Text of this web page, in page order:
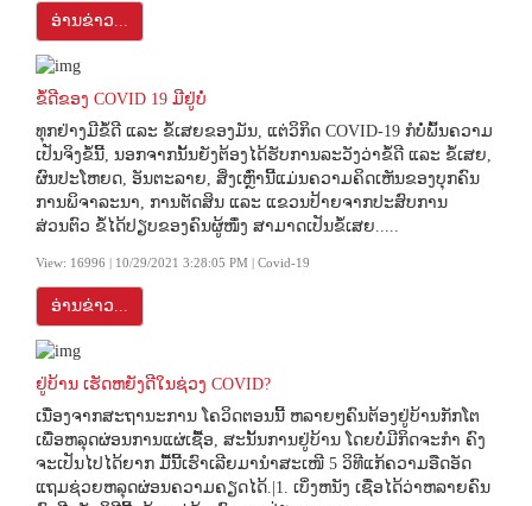
ອ່ານຂ່າວ...
ຂໍ້ດີຂອງ COVID 19 ມີຢູ່ບໍ່
ທຸກຢ່າງມີຂໍ້ດີ ແລະ ຂໍ້ເສຍຂອງມັນ, ແຕ່ວິກິດ COVID-19 ກໍບໍ່ພົ້ນຄວາມ
ເປັນຈິງຂໍ້ນີ້, ນອກຈາກນັ້ນຍັງຕ້ອງໄດ້ຮັບການລະວັງວ່າຂໍ້ດີ ແລະ ຂໍ້ເສຍ,
ຜົນປະໂຫຍດ, ອັນຕະລາຍ, ສິ່ງເຫຼົ່ານີ້ແມ່ນຄວາມຄິດເຫັນຂອງບຸກຄົນ
ການພິຈາລະນາ, ການຕັດສິນ ແລະ ແຂວນປ້າຍຈາກປະສົບການ
ສ່ວນຕົວ ຂໍ້ໄດ້ປຽບຂອງຄົນຜູ້ໜຶ່ງ ສາມາດເປັນຂໍ້ເສຍ.....
View: 16996 | 10/29/2021 3:28:05 PM | Covid-19
ອ່ານຂ່າວ...
ຢູ່ບ້ານ ເຮັດຫຍັງດີໃນຊ່ວງ COVID?
ເນື່ອງຈາກສະຖານະການ ໂຄວິດຕອນນີ້ ຫລາຍໆຄົນຕ້ອງຢູ່ບ້ານກັກໂຕ
ເພື່ອຫລຸດຜ່ອນການແຜ່ເຊື້ອ, ສະນັ້ນການຢູ່ບ້ານ ໂດຍບໍ່ມີກິດຈະກຳ ຄົງ
ຈະເປັນໄປໄດ້ຍາກ ມື້ນີ້ເຮົາເລີຍມານຳສະເໜີ 5 ວິທີແກ້ຄວາມອືດອັດ
ແຖມຊ່ວຍຫລຸດຜ່ອນຄວາມຄຽດໄດ້.|1. ເບິ່ງຫນັງ ເຊື່ອໄດ້ວ່າຫລາຍຄົນ